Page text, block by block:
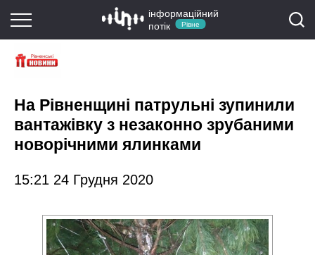
інформаційний
потік
Рівне
На Рівненщині патрульні зупинили
вантажівку з незаконно зрубаними
новорічними ялинками
15:21 24 Грудня 2020